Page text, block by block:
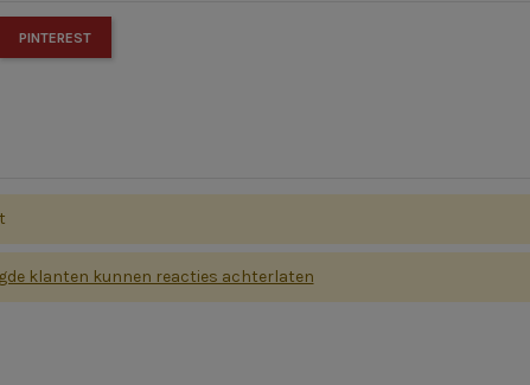
PINTEREST
klanten kunnen reacties achterlaten